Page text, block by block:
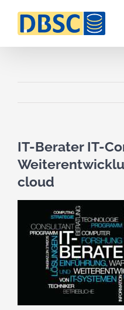
IT-Berater IT-
cloud